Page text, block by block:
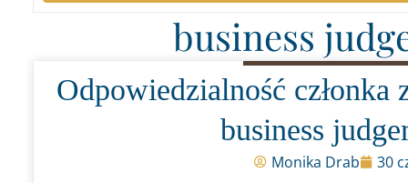
business
Odpowiedzialność członka
business
Monika Drab 30